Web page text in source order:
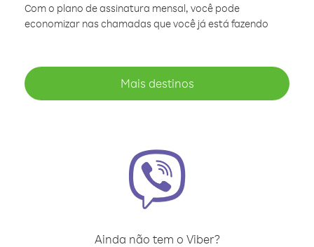
Com o plano de assinatura mensal, você pode
economizar nas chamadas que você já está fazendo
Mais destinos
Ainda não tem o Viber?